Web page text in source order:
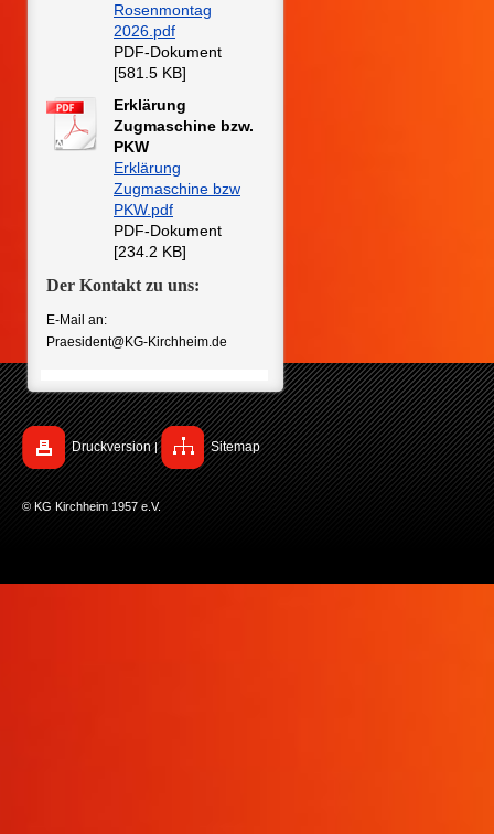
Rosenmontag
2026.pdf
PDF-Dokument
[581.5 KB]
Erklärung
Zugmaschine bzw.
PKW
Erklärung
Zugmaschine bzw
PKW.pdf
PDF-Dokument
[234.2 KB]
Der Kontakt zu uns:
E-Mail an:
Praesident@KG-Kirchheim.de
Druckversion | Sitemap
© KG Kirchheim 1957 e.V.